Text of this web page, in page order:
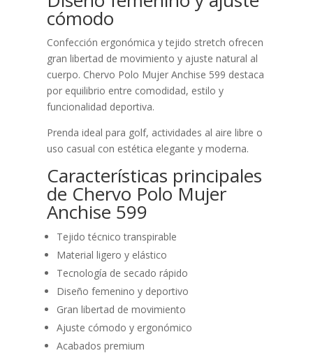
cómodo
Confección ergonómica y tejido stretch ofrecen
gran libertad de movimiento y ajuste natural al
cuerpo. Chervo Polo Mujer Anchise 599 destaca
por equilibrio entre comodidad, estilo y
funcionalidad deportiva.
Prenda ideal para golf, actividades al aire libre o
uso casual con estética elegante y moderna.
Características principales
de Chervo Polo Mujer
Anchise 599
Tejido técnico transpirable
Material ligero y elástico
Tecnología de secado rápido
Diseño femenino y deportivo
Gran libertad de movimiento
Ajuste cómodo y ergonómico
Acabados premium